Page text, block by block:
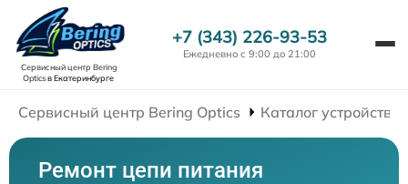
Сервисный центр Bering
Opticsв Екатеринбурге
+7 (343) 226-93-53
Ежедневно с 9:00 до 21:00
Сервисный центр Bering Optics Каталог устройств
Ремонт цепи питания